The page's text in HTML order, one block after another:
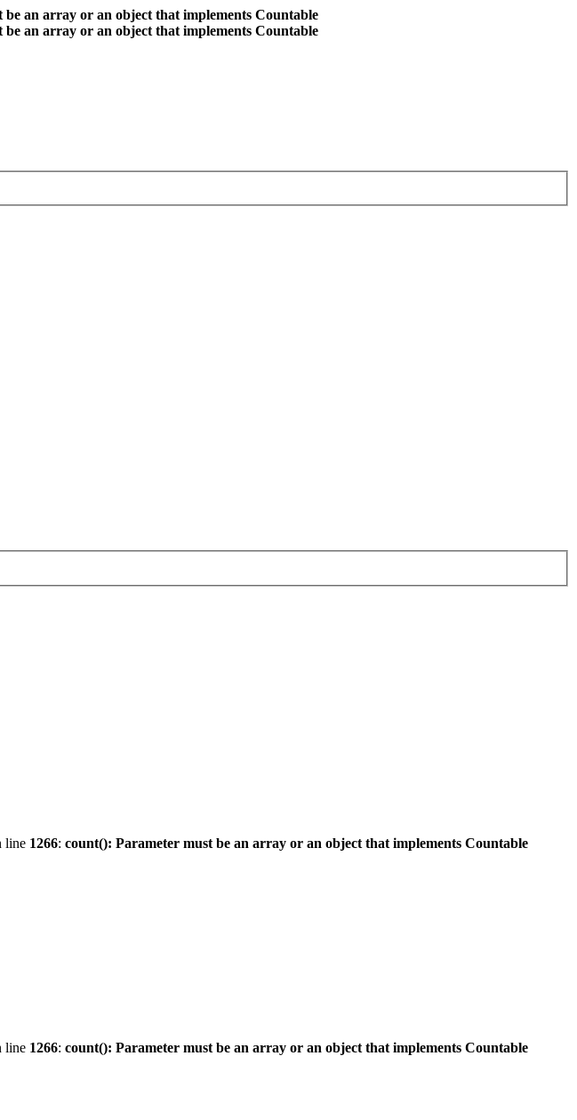
be an array or an object that implements Countable
be an array or an object that implements Countable
line 1266: count(): Parameter must be an array or an object that implements Countable
line 1266: count(): Parameter must be an array or an object that implements Countable